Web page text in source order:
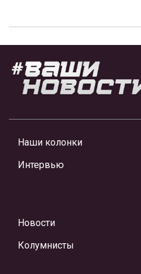
Наши колонки
Интервью
Новости
Колумнисты